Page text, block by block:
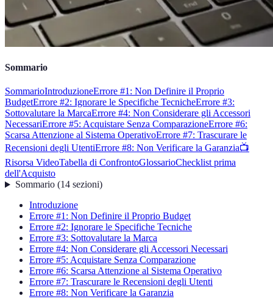
Sommario
SommarioIntroduzioneErrore #1: Non Definire il Proprio
BudgetErrore #2: Ignorare le Specifiche TecnicheErrore #3:
Sottovalutare la MarcaErrore #4: Non Considerare gli Accessori
NecessariErrore #5: Acquistare Senza ComparazioneErrore #6:
Scarsa Attenzione al Sistema OperativoErrore #7: Trascurare le
Recensioni degli UtentiErrore #8: Non Verificare la Garanzia📺
Risorsa VideoTabella di ConfrontoGlossarioChecklist prima
dell'Acquisto
Sommario(14 sezioni)
Introduzione
Errore #1: Non Definire il Proprio Budget
Errore #2: Ignorare le Specifiche Tecniche
Errore #3: Sottovalutare la Marca
Errore #4: Non Considerare gli Accessori Necessari
Errore #5: Acquistare Senza Comparazione
Errore #6: Scarsa Attenzione al Sistema Operativo
Errore #7: Trascurare le Recensioni degli Utenti
Errore #8: Non Verificare la Garanzia